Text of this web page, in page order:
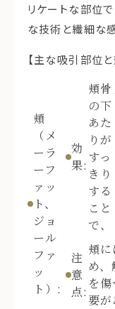
リケートな部位
な技術と繊細な
【主な吸引部位と
頬
（メ
ーラ
ーフ
ァッ
ト、
ジョ
ール
ファ
ッ
ト）:
効
果:
頬骨
の下
あた
りが
すっ
きり
する
こと
で、
注
意
点:
頬
め
を
要が